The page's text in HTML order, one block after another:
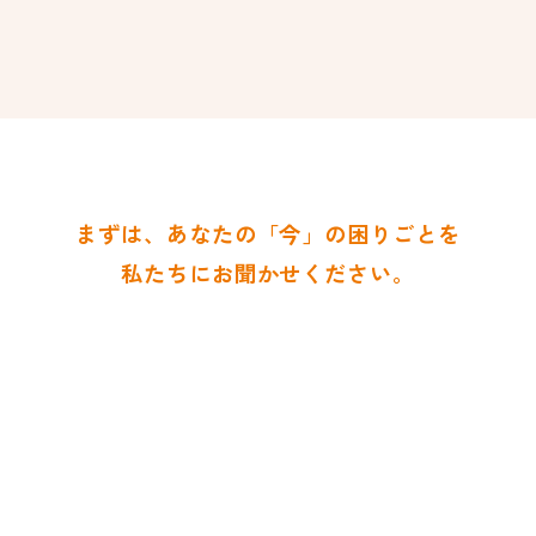
まずは、 あなたの 「今 」 の困 り ごと を
私たちにお聞かせ く ださい。